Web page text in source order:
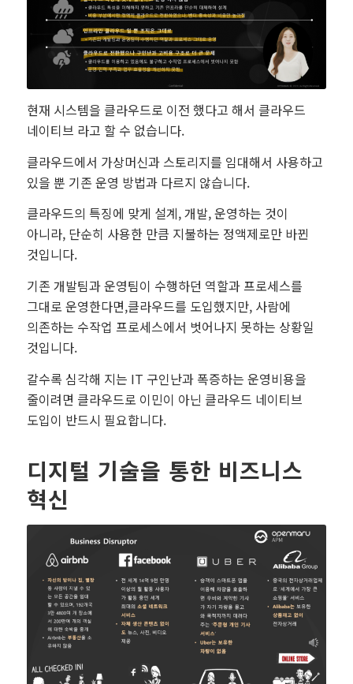
현재 시스템을 클라우드로 이전 했다고 해서 클라우드
네이티브 라고 할 수 없습니다.
클라우드에서 가상머신과 스토리지를 임대해서 사용하고
있을 뿐 기존 운영 방법과 다르지 않습니다.
클라우드의 특징에 맞게 설계, 개발, 운영하는 것이
아니라, 단순히 사용한 만큼 지불하는 정액제로만 바뀐
것입니다.
기존 개발팀과 운영팀이 수행하던 역할과 프로세스를
그대로 운영한다면,클라우드를 도입했지만, 사람에
의존하는 수작업 프로세스에서 벗어나지 못하는 상황일
것입니다.
갈수록 심각해 지는 IT 구인난과 폭증하는 운영비용을
줄이려면 클라우드로 이민이 아닌 클라우드 네이티브
도입이 반드시 필요합니다.
디지털 기술을 통한 비즈니스
혁신